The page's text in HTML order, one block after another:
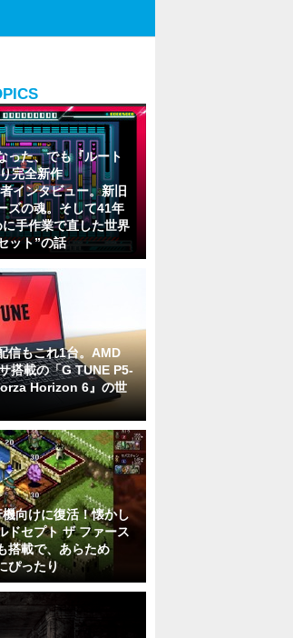
った、でも『ルート
完全新作
インタビュー。新旧
ズの魂。そして41年
手作業で直した世界
ット”の話
信もこれ1台。AMD
搭載の「G TUNE P5-
Horizon 6』の世
向けに復活！懐かし
ドセプト ザ ファース
搭載で、あらため
ぴったり